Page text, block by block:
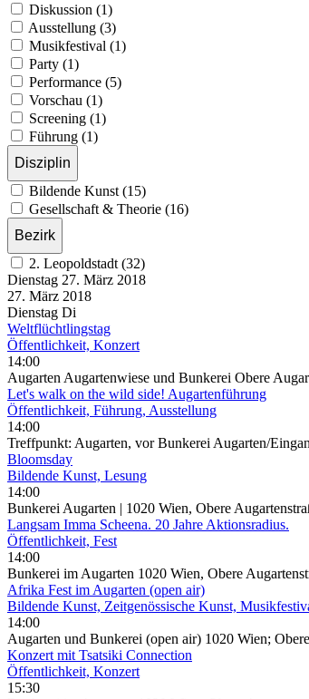
Diskussion (1)
Ausstellung (3)
Musikfestival (1)
Party (1)
Performance (5)
Vorschau (1)
Screening (1)
Führung (1)
Disziplin
Bildende Kunst (15)
Gesellschaft & Theorie (16)
Bezirk
2. Leopoldstadt (32)
Dienstag 27. März 2018
27. März 2018
Dienstag Di
Weltflüchtlingstag
Öffentlichkeit, Konzert
14:00
Augarten Augartenwiese und Bunkerei Obere
Let's walk on the wild side! Augartenführung
Öffentlichkeit, Führung, Ausstellung
14:00
Treffpunkt: Augarten, vor Bunkerei Augarten/
Bloomsday
Bildende Kunst, Lesung
14:00
Bunkerei Augarten | 1020 Wien, Obere
Langsam Imma Scheena. 20 Jahre Aktionsradius.
Öffentlichkeit, Fest
14:00
Bunkerei im Augarten 1020 Wien, Obere
Afrika Fest im Augarten (open air)
Bildende Kunst, Zeitgenössische Kunst,
14:00
Augarten und Bunkerei (open air) 1020 Wien;
Konzert mit Tsatsiki Connection
Öffentlichkeit, Konzert
15:30